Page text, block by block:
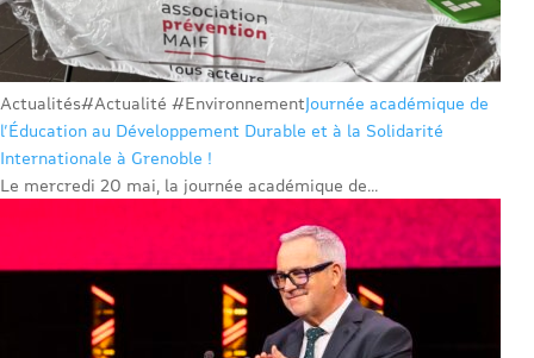
Actualités#Actualité #EnvironnementJournée académique de
l’Éducation au Développement Durable et à la Solidarité
Internationale à Grenoble !
Le mercredi 20 mai, la journée académique de...